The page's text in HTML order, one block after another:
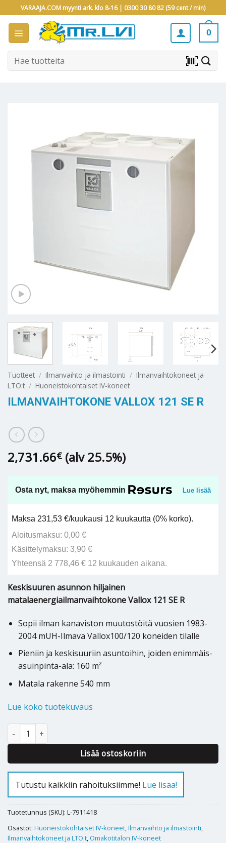
to
content
VARAAJA.COM myynti ark. klo 8-16 | 0300 30 80 82 (59 cent / min)
0
Etsi: barcode_scanner
Tuotteet / Ilmanvaihto ja ilmastointi / Ilmanvaihtokoneet ja
LTO:t / Huoneistokohtaiset IV-koneet
ILMANVAIHTOKONE VALLOX 121 SE R
2,731.66€ (alv 25.5%)
Osta nyt, maksa myöhemmin Lue lisää
Maksa 231,53 €/kuukausi 12 kuukautta (0% korko).
Aloitusmaksu: 0,00 €
Käsittelymaksu: 3,90 €
Yhteensä 2 778,46 € 12 kuukauden aikana.
Keskisuuren asunnon hiljainen
matalaenergiailmanvaihtokone Vallox 121 SE R
Sopii ilman kanaviston muutostöitä vuosien 1983-
2004 mUH-Ilmava Vallox100/120 koneiden tilalle
Pieniin ja keskisuuriin asuntoihin, joiden enimmäis-
asuinpinta-ala: 160 m²
Matala rakenne 540 mm
Lue koko tuotekuvaus
Ilmanvaihtokone Vallox 121 SE R määrä
Lisää ostoskoriin
Tutustu kaikkiin rahoituksiimme! Lue lisää!
Tuotetunnus (SKU): L-7911418
Osastot: Huoneistokohtaiset IV-koneet,Ilmanvaihto ja ilmastointi,
Ilmanvaihtokoneet ja LTO:t, Omakotitalon IV-koneet